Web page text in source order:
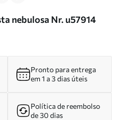
nebulosa Nr. u57914
Pronto para entrega
em 1 a 3 dias úteis
Política de reembolso
de 30 dias